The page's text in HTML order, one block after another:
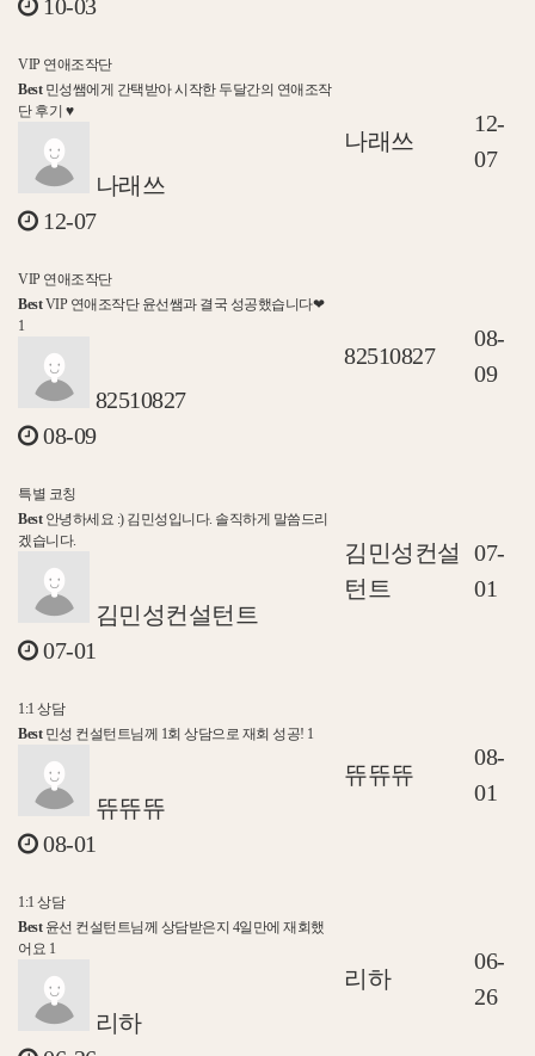
10-03
VIP 연애조작단
Best민성쌤에게 간택받아 시작한 두달간의 연애조작
단 후기 ♥
나래쓰
12-07
나래쓰
12-
07
VIP 연애조작단
BestVIP 연애조작단 윤선쌤과 결국 성공했습니다❤
1
82510827
08-09
82510827
08-
09
특별 코칭
Best안녕하세요 :) 김민성입니다. 솔직하게 말씀드리
겠습니다.
김민성컨설턴트
07-01
김민성컨설
턴트
07-
01
1:1 상담
Best민성 컨설턴트님께 1회 상담으로 재회 성공! 1
뜌뜌뜌
08-01
뜌뜌뜌
08-
01
1:1 상담
Best윤선 컨설턴트님께 상담받은지 4일만에 재회했
어요 1
리하
리하
06-
26